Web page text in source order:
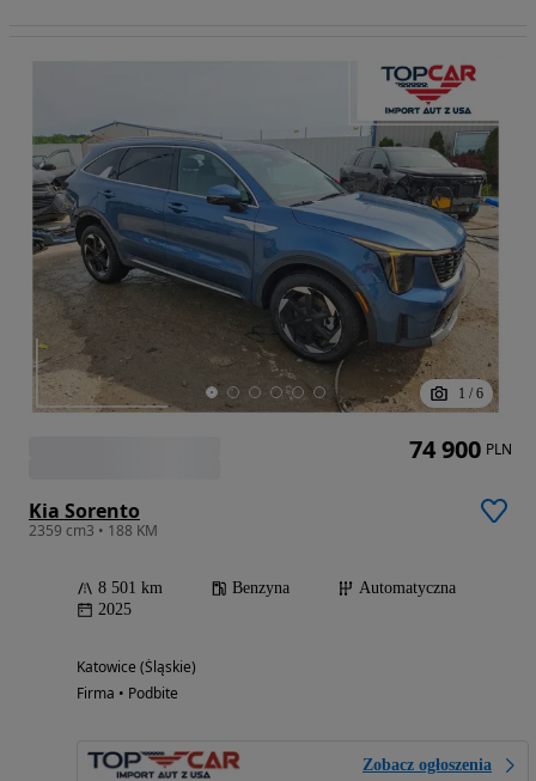
1 / 6
Kia Sorento
2359 cm3 • 188 KM
8 501 km Benzyna
Automatyczna
2025
Katowice (Śląskie)
Firma • Podbite
Zobacz ogłoszenia
74 900 PLN